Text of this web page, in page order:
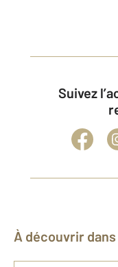
Suivez l’actualité immobilière et
À découvrir